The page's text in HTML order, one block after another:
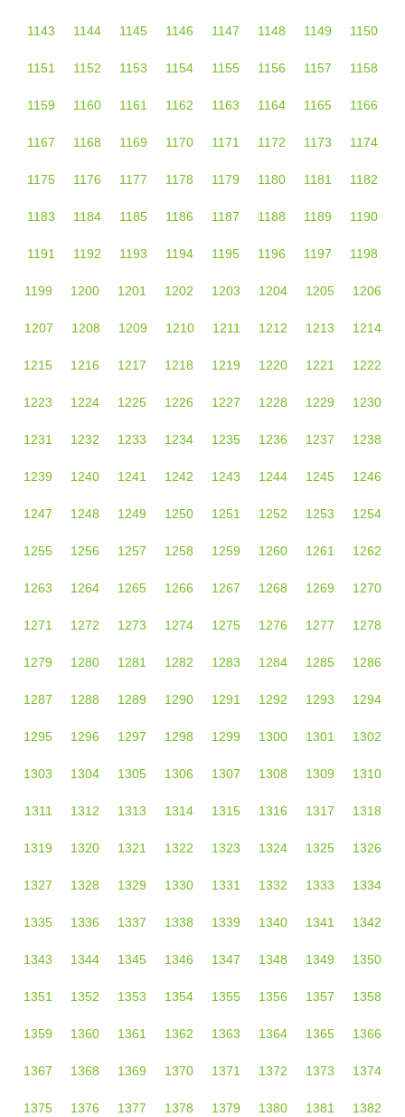
1143 1144 1145 1146 1147 1148 1149 1150
1151 1152 1153 1154 1155 1156 1157 1158
1159 1160 1161 1162 1163 1164 1165 1166
1167 1168 1169 1170 1171 1172 1173 1174
1175 1176 1177 1178 1179 1180 1181 1182
1183 1184 1185 1186 1187 1188 1189 1190
1191 1192 1193 1194 1195 1196 1197 1198
1199 1200 1201 1202 1203 1204 1205 1206
1207 1208 1209 1210 1211 1212 1213 1214
1215 1216 1217 1218 1219 1220 1221 1222
1223 1224 1225 1226 1227 1228 1229 1230
1231 1232 1233 1234 1235 1236 1237 1238
1239 1240 1241 1242 1243 1244 1245 1246
1247 1248 1249 1250 1251 1252 1253 1254
1255 1256 1257 1258 1259 1260 1261 1262
1263 1264 1265 1266 1267 1268 1269 1270
1271 1272 1273 1274 1275 1276 1277 1278
1279 1280 1281 1282 1283 1284 1285 1286
1287 1288 1289 1290 1291 1292 1293 1294
1295 1296 1297 1298 1299 1300 1301 1302
1303 1304 1305 1306 1307 1308 1309 1310
1311 1312 1313 1314 1315 1316 1317 1318
1319 1320 1321 1322 1323 1324 1325 1326
1327 1328 1329 1330 1331 1332 1333 1334
1335 1336 1337 1338 1339 1340 1341 1342
1343 1344 1345 1346 1347 1348 1349 1350
1351 1352 1353 1354 1355 1356 1357 1358
1359 1360 1361 1362 1363 1364 1365 1366
1367 1368 1369 1370 1371 1372 1373 1374
1375 1376 1377 1378 1379 1380 1381 1382